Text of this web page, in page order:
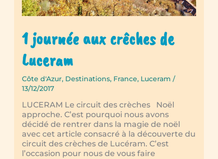
1 journée aux crêches de
Luceram
Côte d'Azur, Destinations, France, Luceram /
13/12/2017
LUCERAM Le circuit des crèches Noël
approche. C’est pourquoi nous avons
décidé de rentrer dans la magie de noël
avec cet article consacré à la découverte du
circuit des crèches de Lucéram. C’est
l’occasion pour nous de vous faire